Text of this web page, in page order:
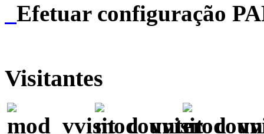
Efetuar configuração
Visitantes